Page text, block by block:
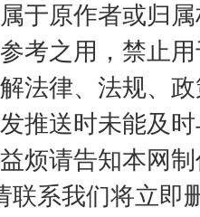
于原作者或归
考之用，禁止
法律、法规、
推送时未能及
烦请告知本网
联系我们将立即
超标问题” 法